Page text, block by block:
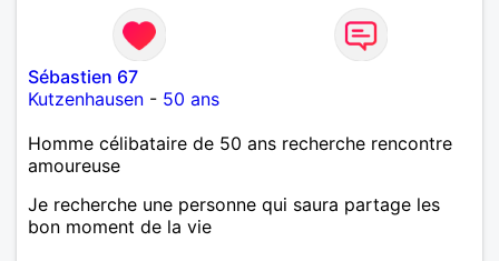
Sébastien 67
Kutzenhausen - 50 ans
Homme célibataire de 50 ans recherche rencontre
amoureuse
Je recherche une personne qui saura partage les
bon moment de la vie